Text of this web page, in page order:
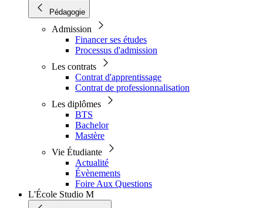
Pédagogie
Admission
Financer ses études
Processus d'admission
Les contrats
Contrat d'apprentissage
Contrat de professionnalisation
Les diplômes
BTS
Bachelor
Mastère
Vie Étudiante
Actualité
Évènements
Foire Aux Questions
L'École Studio M